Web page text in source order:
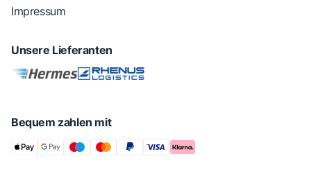
Impressum
Unsere Lieferanten
Bequem zahlen mit